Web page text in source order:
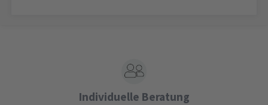
Individuelle Beratung